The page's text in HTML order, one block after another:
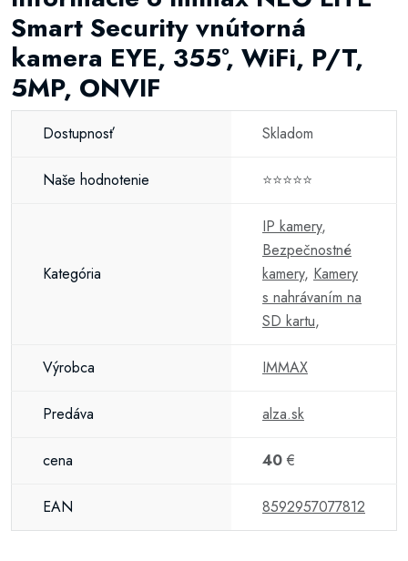
Smart Security vnútorná
kamera EYE, 355°, WiFi, P/T,
5MP, ONVIF
Dostupnosť Skladom
Naše hodnotenie ⭐⭐⭐⭐⭐
Kategória
IP kamery,
Bezpečnostné
kamery, Kamery
s nahrávaním na
SD kartu,
Výrobca IMMAX
Predáva alza.sk
cena 40 €
EAN 8592957077812